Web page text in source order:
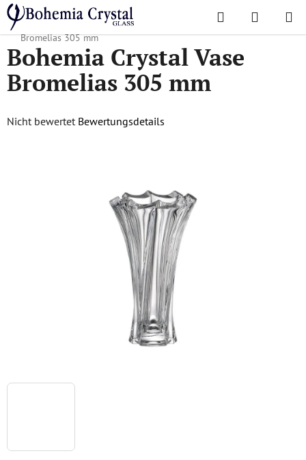
Zum
Inhalt
springen
Suchen
Startseite
/ Lieblingskollektionen /
Bohemia Crystal Vase
Bromelias 305 mm
Bohemia Crystal Vase
Bromelias 305 mm
Die
Nicht bewertet Bewertungsdetails